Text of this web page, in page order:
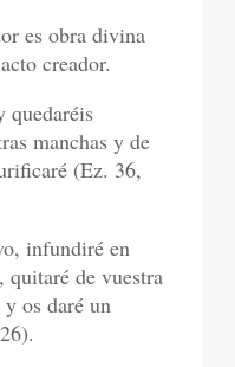
es obra divina
creador.
quedaréis
manchas y de
(Ez. 36,
infundiré en
quitaré de vuestra
os daré un